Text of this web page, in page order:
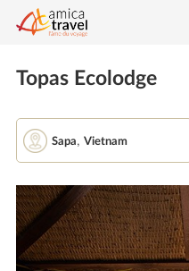
Topas Ecolodge
Sapa, Vietnam